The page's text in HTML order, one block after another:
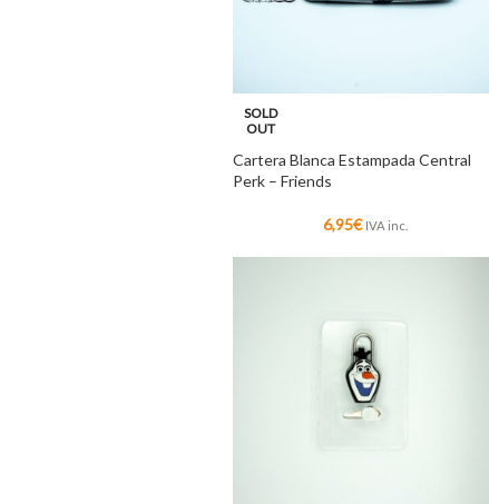
SOLD
OUT
Cartera Blanca Estampada Central
Perk – Friends
6,95€ IVA inc.